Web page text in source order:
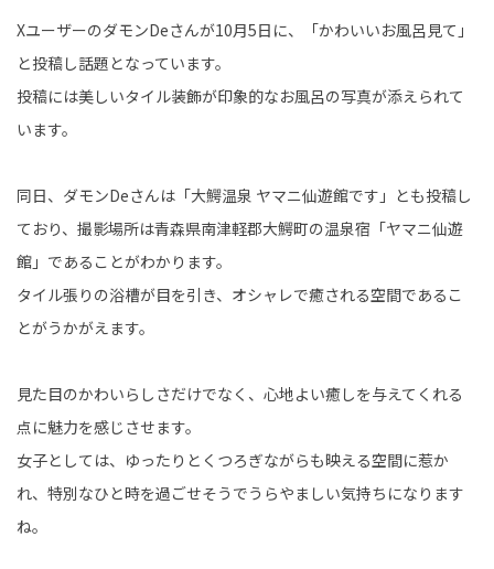
XユーザーのダモンDeさんが10月5日に、「かわいいお風呂見て」
と投稿し話題となっています。
投稿には美しいタイル装飾が印象的なお風呂の写真が添えられて
います。
同日、ダモンDeさんは「大鰐温泉 ヤマニ仙遊館です」とも投稿し
ており、撮影場所は青森県南津軽郡大鰐町の温泉宿「ヤマニ仙遊
館」であることがわかります。
タイル張りの浴槽が目を引き、オシャレで癒される空間であるこ
とがうかがえます。
見た目のかわいらしさだけでなく、心地よい癒しを与えてくれる
点に魅力を感じさせます。
女子としては、ゆったりとくつろぎながらも映える空間に惹か
れ、特別なひと時を過ごせそうでうらやましい気持ちになります
ね。